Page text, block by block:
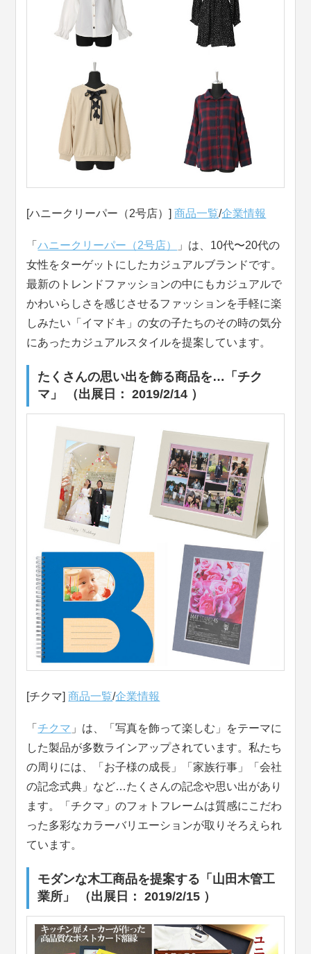
[ハニークリーパー（2号店）]商品一覧/企業情報
「ハニークリーパー（2号店）
」は、10代〜20代の
女性をターゲットにしたカジュアルブランドです。
最新のトレンドファッションの中にもカジュアルで
かわいらしさを感じさせるファッションを手軽に楽
しみたい「イマドキ」の女の子たちのその時の気分
にあったカジュアルスタイルを提案しています。
たくさんの思い出を飾る商品を…「チク
マ」 （出展日： 2019/2/14 ）
[チクマ]商品一覧/企業情報
「 チクマ 」は、「写真を飾って楽しむ」をテーマに
した製品が多数ラインアップされています。私たち
の周りには、「お子様の成長」「家族行事」「会社
の記念式典」など…たくさんの記念や思い出があり
ます。「チクマ」のフォトフレームは質感にこだわ
った多彩なカラーバリエーションが取りそろえられ
ています。
モダンな木工商品を提案する「山田木管工
業所」 （出展日： 2019/2/15 ）